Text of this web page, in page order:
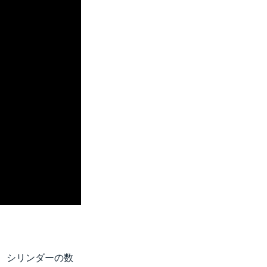
シリンダーの数